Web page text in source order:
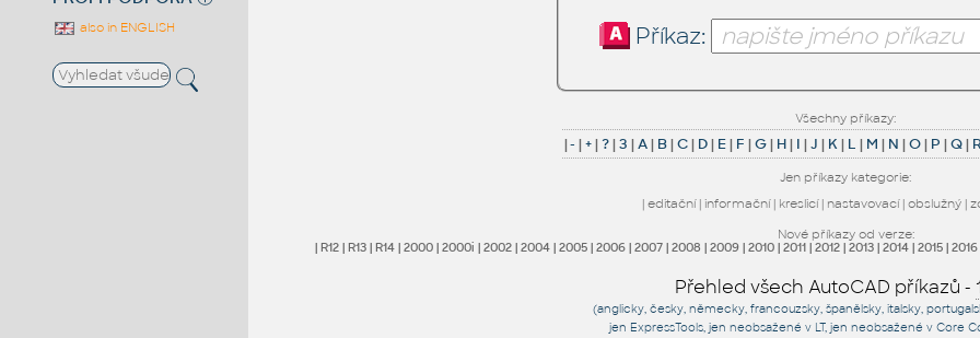
also in ENGLISH Příkaz:
Všechny příkazy:
|- |+|?|3 |A| B|C| D| E| F |G| H| I |J | K| L | M | N |O| P |Q| R
Jen příkazy kategorie:
| editační| informační| kreslicí| nastavovací| obslužný|
Nové příkazy od verze:
| R12| R13| R14| 2000| 2000i | 2002| 2004| 2005| 2006| 2007| 2008 | 2009| 2010| 2011| 2012| 2013| 2014| 2015| 2016
Přehled všech AutoCAD příkazů -
(anglicky, česky, německy, francouzsky, španělsky, italsky,
jen ExpressTools, jenneobsažené v LT, jenneobsažené v Core